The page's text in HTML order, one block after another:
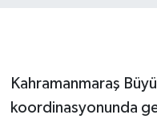
Kahramanmaraş
koordinasyonunda
YEREL YÖNETİM